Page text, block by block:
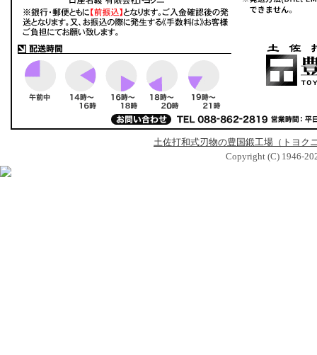
土佐打和式刃物の豊国鍛工場（トヨク
Copyright (C) 1946-